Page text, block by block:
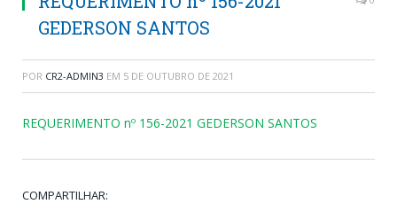
GEDERSON SANTOS
POR CR2-ADMIN3 EM 5 DE OUTUBRO DE 2021
REQUERIMENTO nº 156-2021 GEDERSON SANTOS
COMPARTILHAR: